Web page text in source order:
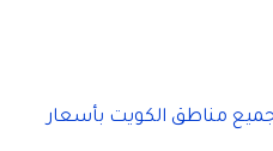
سيارات متوفرة 24/7 بجميع مناطق الكويت بأسعار